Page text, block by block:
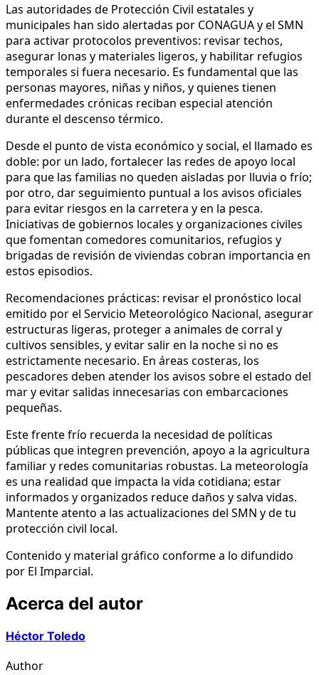
Las autoridades de Protección Civil estatales y
municipales han sido alertadas por CONAGUA y el SMN
para activar protocolos preventivos: revisar techos,
asegurar lonas y materiales ligeros, y habilitar refugios
temporales si fuera necesario. Es fundamental que las
personas mayores, niñas y niños, y quienes tienen
enfermedades crónicas reciban especial atención
durante el descenso térmico.
Desde el punto de vista económico y social, el llamado es
doble: por un lado, fortalecer las redes de apoyo local
para que las familias no queden aisladas por lluvia o frío;
por otro, dar seguimiento puntual a los avisos oficiales
para evitar riesgos en la carretera y en la pesca.
Iniciativas de gobiernos locales y organizaciones civiles
que fomentan comedores comunitarios, refugios y
brigadas de revisión de viviendas cobran importancia en
estos episodios.
Recomendaciones prácticas: revisar el pronóstico local
emitido por el Servicio Meteorológico Nacional, asegurar
estructuras ligeras, proteger a animales de corral y
cultivos sensibles, y evitar salir en la noche si no es
estrictamente necesario. En áreas costeras, los
pescadores deben atender los avisos sobre el estado del
mar y evitar salidas innecesarias con embarcaciones
pequeñas.
Este frente frío recuerda la necesidad de políticas
públicas que integren prevención, apoyo a la agricultura
familiar y redes comunitarias robustas. La meteorología
es una realidad que impacta la vida cotidiana; estar
informados y organizados reduce daños y salva vidas.
Mantente atento a las actualizaciones del SMN y de tu
protección civil local.
Contenido y material gráfico conforme a lo difundido
por El Imparcial.
Acerca del autor
Héctor Toledo
Author